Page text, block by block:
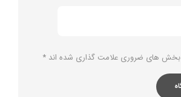
بخش های ضروری علامت گذاری شده اند *